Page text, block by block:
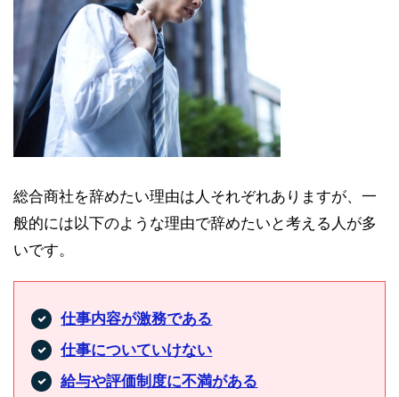
総合商社を辞めたい理由は人それぞれありますが、一
般的には以下のような理由で辞めたいと考える人が多
いです。
仕事内容が激務である
仕事についていけない
給与や評価制度に不満がある